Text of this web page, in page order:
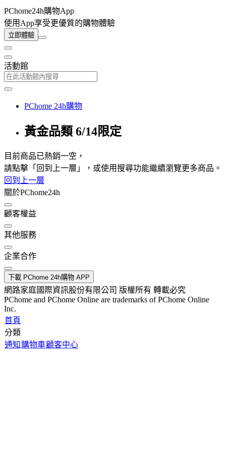
PChome24h購物App
使用App享受更優質的購物體驗
立即體驗
活動館
PChome 24h購物
黃金品類 6/14限定
目前商品已熱銷一空，
請點擊「回到上一層」，或使用搜尋功能繼續瀏覽更多商品。
回到上一層
關於PChome24h
顧客權益
其他服務
企業合作
下載 PChome 24h購物 APP
網路家庭國際資訊股份有限公司 版權所有 轉載必究
PChome and PChome Online are trademarks of PChome Online
Inc.
首頁
分類
通知 購物車顧客中心